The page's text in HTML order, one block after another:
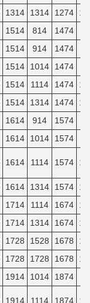
1314 1314 1274
1514 814 1474
1514 914 1474
1514 1014 1474
1514 1114 1474
1514 1314 1474
1614 914 1574
1614 1014 1574
1614 1114 1574
1614 1314 1574
1714 1114 1674
1714 1314 1674
1728 1528 1678
1728 1728 1678
1914 1014 1874
1914 1114 1874